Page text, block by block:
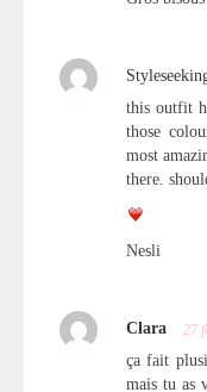
this outfit
those
most
there.
Nesli
Clara 27
ça fait
mais tu as